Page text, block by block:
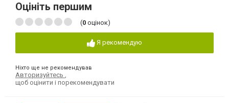
Оцініть першим
(0 оцінок)
Я рекомендую
Ніхто ще не рекомендував
Авторизуйтесь
щоб оцінити і порекомендувати